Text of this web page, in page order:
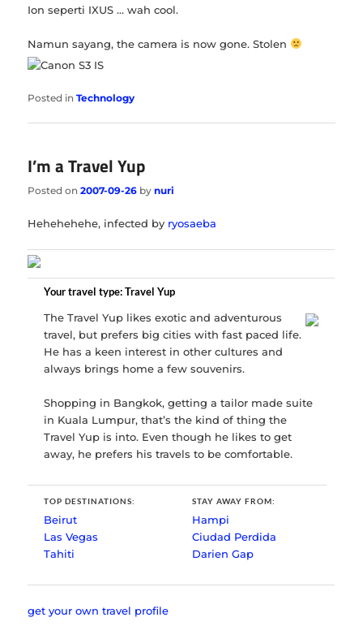
Ion seperti IXUS … wah cool.
Namun sayang, the camera is now gone. Stolen
Posted in Technology
I’m a Travel Yup
Posted on2007-09-26 bynuri
Hehehehehe, infected by ryosaeba
Your travel type: Travel Yup
The Travel Yup likes exotic and adventurous
travel, but prefers big cities with fast paced life.
He has a keen interest in other cultures and
always brings home a few souvenirs.
Shopping in Bangkok, getting a tailor made suite
in Kuala Lumpur, that’s the kind of thing the
Travel Yup is into. Even though he likes to get
away, he prefers his travels to be comfortable.
TOP DESTINATIONS:
Beirut
Las Vegas
Tahiti
STAY AWAY FROM:
Hampi
Ciudad Perdida
Darien Gap
get your own travel profile